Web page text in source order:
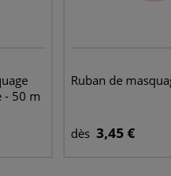
- 50 m
Ruban de
dès 3,45 €